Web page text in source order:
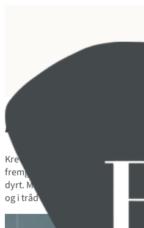
Arbeidsrett og
Krevende personalsaker er en
fremgangsmåte i en
dyrt. Med riktig HR-kompetanse
og i tråd med regelverket, og